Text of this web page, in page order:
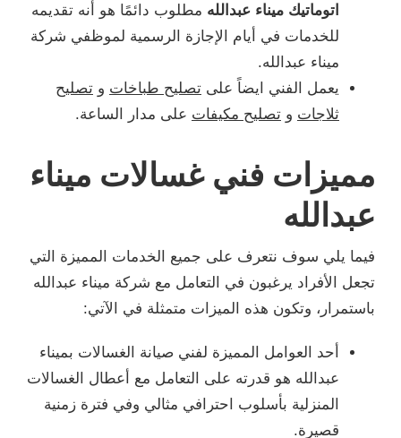
اتوماتيك ميناء عبدالله مطلوب دائمًا هو أنه تقديمه
للخدمات في أيام الإجازة الرسمية لموظفي شركة
ميناء عبدالله.
يعمل الفني ايضاً على تصليح طباخات و تصليح
ثلاجات و تصليح مكيفات على مدار الساعة.
مميزات فني غسالات ميناء
عبدالله
فيما يلي سوف نتعرف على جميع الخدمات المميزة التي
تجعل الأفراد يرغبون في التعامل مع شركة ميناء عبدالله
باستمرار، وتكون هذه الميزات متمثلة في الآتي:
أحد العوامل المميزة لفني صيانة الغسالات بميناء
عبدالله هو قدرته على التعامل مع أعطال الغسالات
المنزلية بأسلوب احترافي مثالي وفي فترة زمنية
قصيرة.